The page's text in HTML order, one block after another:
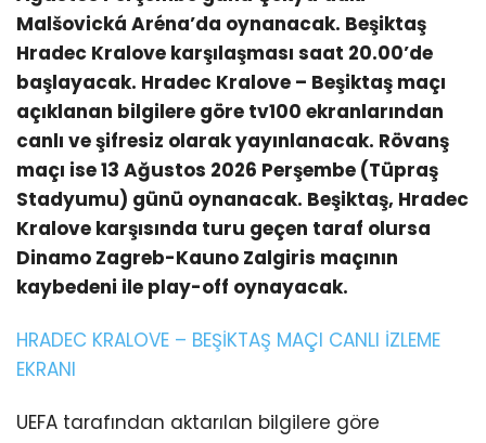
Malšovická Aréna’da oynanacak. Beşiktaş
Hradec Kralove karşılaşması saat 20.00’de
başlayacak. Hradec Kralove – Beşiktaş maçı
açıklanan bilgilere göre tv100 ekranlarından
canlı ve şifresiz olarak yayınlanacak. Rövanş
maçı ise 13 Ağustos 2026 Perşembe (Tüpraş
Stadyumu) günü oynanacak. Beşiktaş, Hradec
Kralove karşısında turu geçen taraf olursa
Dinamo Zagreb-Kauno Zalgiris maçının
kaybedeni ile play-off oynayacak.
HRADEC KRALOVE – BEŞİKTAŞ MAÇI CANLI İZLEME
EKRANI
UEFA tarafından aktarılan bilgilere göre